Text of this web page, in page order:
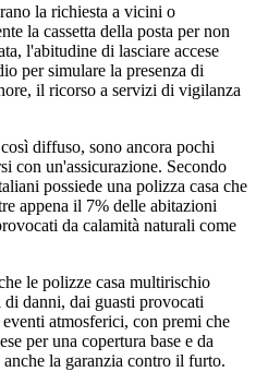
la richiesta a vicini o
la cassetta della posta per non
l'abitudine di lasciare accese
per simulare la presenza di
il ricorso a servizi di vigilanza
diffuso, sono ancora pochi
con un'assicurazione. Secondo
possiede una polizza casa che
appena il 7% delle abitazioni
da calamità naturali come
le polizze casa multirischio
danni, dai guasti provocati
atmosferici, con premi che
per una copertura base e da
la garanzia contro il furto.